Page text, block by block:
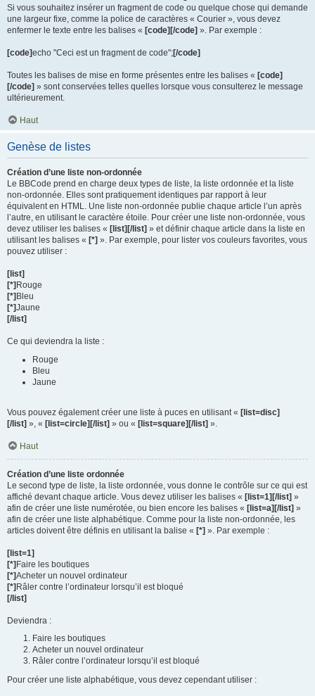
Si vous souhaitez insérer un fragment de code ou quelque chose qui demande
une largeur fixe, comme la police de caractères « Courier », vous devez
enfermer le texte entre les balises « [code][/code] ». Par exemple :
[code]echo "Ceci est un fragment de code";[/code]
Toutes les balises de mise en forme présentes entre les balises « [code]
[/code] » sont conservées telles quelles lorsque vous consulterez le message
ultérieurement.
Haut
Genèse de listes
Création d’une liste non-ordonnée
Le BBCode prend en charge deux types de liste, la liste ordonnée et la liste
non-ordonnée. Elles sont pratiquement identiques par rapport à leur
équivalent en HTML. Une liste non-ordonnée publie chaque article l’un après
l’autre, en utilisant le caractère étoile. Pour créer une liste non-ordonnée, vous
devez utiliser les balises « [list][/list] » et définir chaque article dans la liste en
utilisant les balises « [*] ». Par exemple, pour lister vos couleurs favorites, vous
pouvez utiliser :
[list]
[*] Rouge
[*] Bleu
[*]Jaune
[/list]
Ce qui deviendra la liste :
Rouge
Bleu
Jaune
Vous pouvez également créer une liste à puces en utilisant « [list=disc]
[/list] », « [list=circle][/list] » ou « [list=square][/list] ».
Haut
Création d’une liste ordonnée
Le second type de liste, la liste ordonnée, vous donne le contrôle sur ce qui est
affiché devant chaque article. Vous devez utiliser les balises « [list=1][/list] »
afin de créer une liste numérotée, ou bien encore les balises « [list=a][/list] »
afin de créer une liste alphabétique. Comme pour la liste non-ordonnée, les
articles doivent être définis en utilisant la balise « [*] ». Par exemple :
[list=1]
[*]Faire les boutiques
[*]Acheter un nouvel ordinateur
[*]Râler contre l’ordinateur lorsqu’il est bloqué
[/list]
Deviendra :
Faire les boutiques
Acheter un nouvel ordinateur
Râler contre l’ordinateur lorsqu’il est bloqué
Pour créer une liste alphabétique, vous devez cependant utiliser :